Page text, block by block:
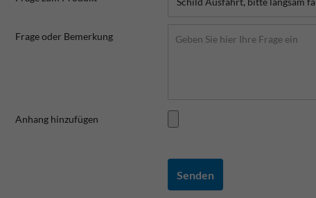
Frage oder Bemerkung
Anhang hinzufügen
Senden